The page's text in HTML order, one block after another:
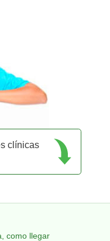
clínicas
como llegar